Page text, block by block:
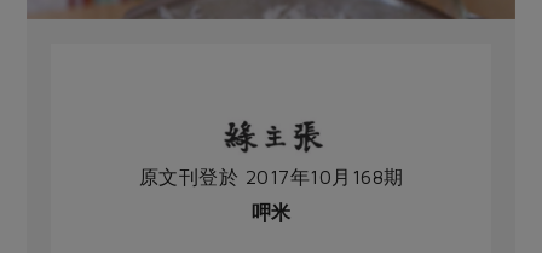
原文刊登於 2017年10月168期
呷米